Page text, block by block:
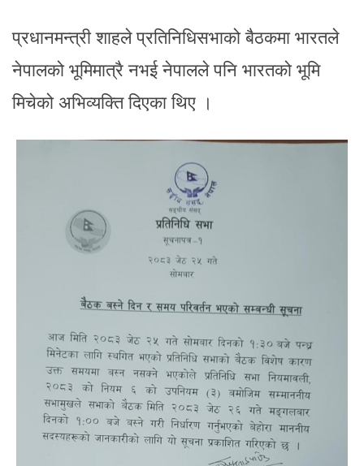
प्रधानमन्त्री शाहले प्रतिनिधिसभाको बैठकमा भारतले
नेपालको भूमिमात्रै नभई नेपालले पनि भारतको भूमि
मिचेको अभिव्यक्ति दिएका थिए ।